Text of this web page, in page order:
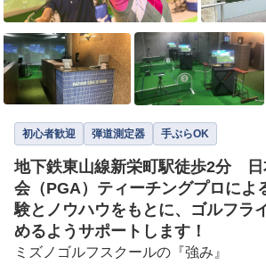
初心者歓迎 弾道測定器 手ぶらOK
地下鉄東山線新栄町駅徒歩2分 日
会（PGA）ティーチングプロによ
験とノウハウをもとに、ゴルフラ
めるようサポートします！
ミズノゴルフスクールの『強み』